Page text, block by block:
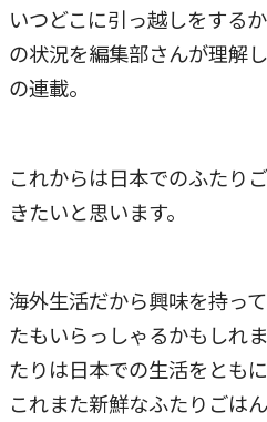
いつどこに引っ越しをする
の状況を編集部さんが理解
の連載。
これからは日本でのふたり
きたいと思います。
海外生活だから興味を持っ
たもいらっしゃるかもしれ
たりは日本での生活をとも
これまた新鮮なふたりごは